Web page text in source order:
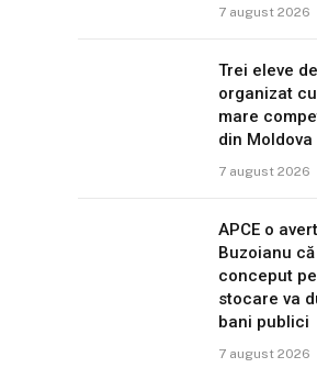
7 august 2026
Trei eleve
organizat
mare
din Moldova
7 august 2026
APCE o
Buzoianu
conceput
stocare va
bani publici
7 august 2026